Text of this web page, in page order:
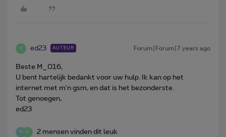
E ed23 AUTEUR Forum|Forum|7 years ago
Beste M_016,
U bent hartelijk bedankt voor uw hulp. Ik kan op het
internet met m'n gsm, en dat is het bezonderste.
Tot genoegen,
ed23
W E 2 mensen vinden dit leuk